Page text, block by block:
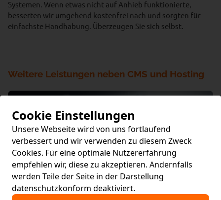
Systemen. Wenn etwas nicht auf Anhieb funktionierte,
besserten wir umgehend kostenfrei nach und sorgten für
einfachste Handhabung. Überzeugen Sie sich selbst.
Weitere Leistungen neben CMS und Hosting
Cookie Einstellungen
Unsere Webseite wird von uns fortlaufend
verbessert und wir verwenden zu diesem Zweck
Cookies. Für eine optimale Nutzererfahrung
empfehlen wir, diese zu akzeptieren. Andernfalls
werden Teile der Seite in der Darstellung
datenschutzkonform deaktiviert.